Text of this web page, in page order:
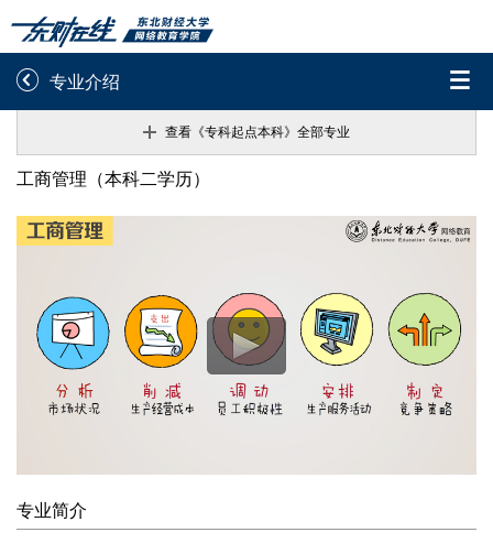

 专业介绍
学院平台图像校对
学信网图像校对
学籍查询 学生证查询打印
学籍相关申请 论文综合评定系统
信息确认及测试
重置密码
《专科起点本科》专业 :
财务管理（本科二学历）
电子商务（本科二学历）
法学
法学（本科二学历）
工程管理（本科二学历）
工商管理
查看《专科起点本科》全部专业
工商管理（本科二学历）
专业简介